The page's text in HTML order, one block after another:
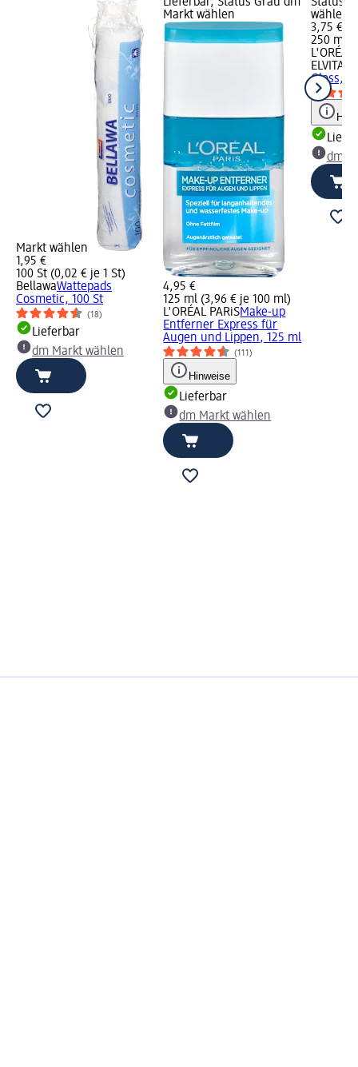
Markt wählen
1,95 €
100 St (0,02 € je 1 St)
BellawaWattepads
Cosmetic, 100 St
(18)
Lieferbar
dm Markt wählen
Lieferbar, Status Grau dm
Markt wählen
4,95 €
125 ml (3,96 € je 100 ml)
L'ORÉAL PARiSMake-up
Entferner Express für
Augen und Lippen, 125 ml
(111)
Hinweise
Lieferbar
dm Markt wählen
Status
wählen
3,75 €
250 ml
L'ORÉAL
ELVITAL
Gloss,
dm